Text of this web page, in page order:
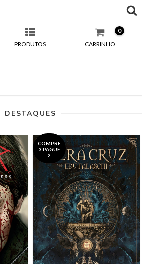
PRODUTOS CARRINHO
0
DESTAQUES
COMPRE
3 PAGUE
2